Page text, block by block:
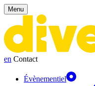
Panneau de gestion des cookies
Menu
en Contact
Évènementiel